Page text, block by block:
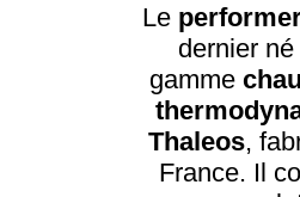
Le
dernier
gamme
Thaleos,
France. Il